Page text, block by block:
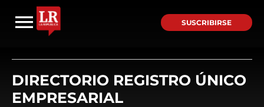
SUSCRIBIRSE
DIRECTORIO REGISTRO ÚNICO
EMPRESARIAL